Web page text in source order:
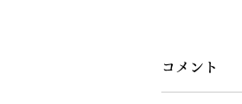
コメント